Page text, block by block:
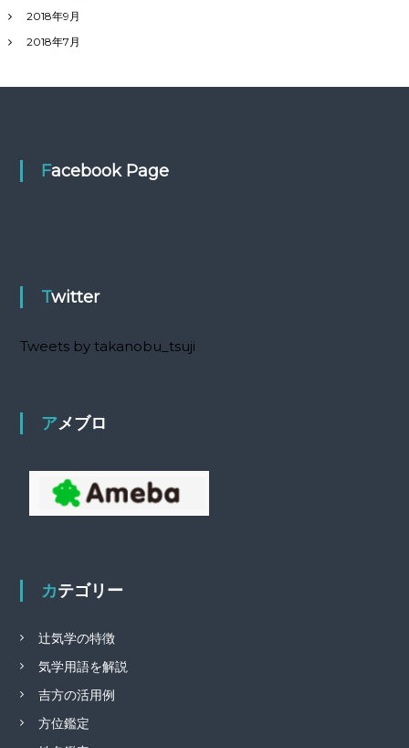
2018年9月
2018年7月
Facebook Page
Twitter
Tweets by takanobu_tsuji
アメブロ
カテゴリー
辻気学の特徴
気学用語を解説
吉方の活用例
方位鑑定